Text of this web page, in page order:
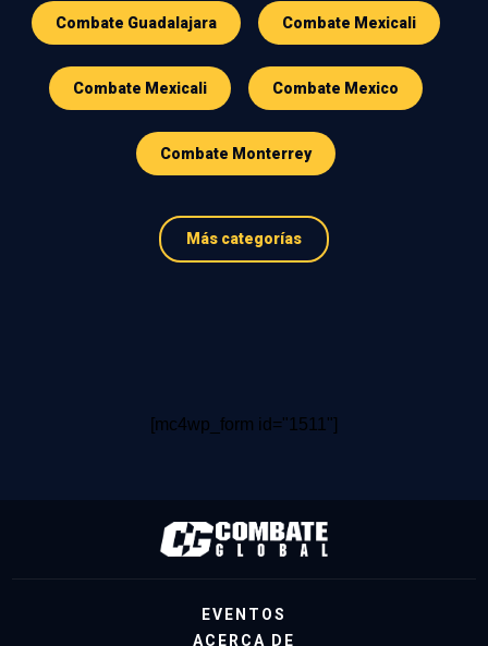
Combate Guadalajara Combate Mexicali
Combate Mexicali Combate Mexico
Combate Monterrey
Más categorías
[mc4wp_form id="1511"]
EVENTOS
ACERCA DE